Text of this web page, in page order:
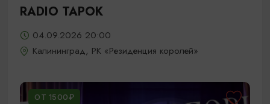
RADIO TAPOK
04.09.2026 20:00
Калининград, РК «Резиденция королей»
ОТ 1500₽